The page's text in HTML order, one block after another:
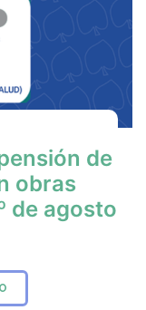
de
obras
de agosto